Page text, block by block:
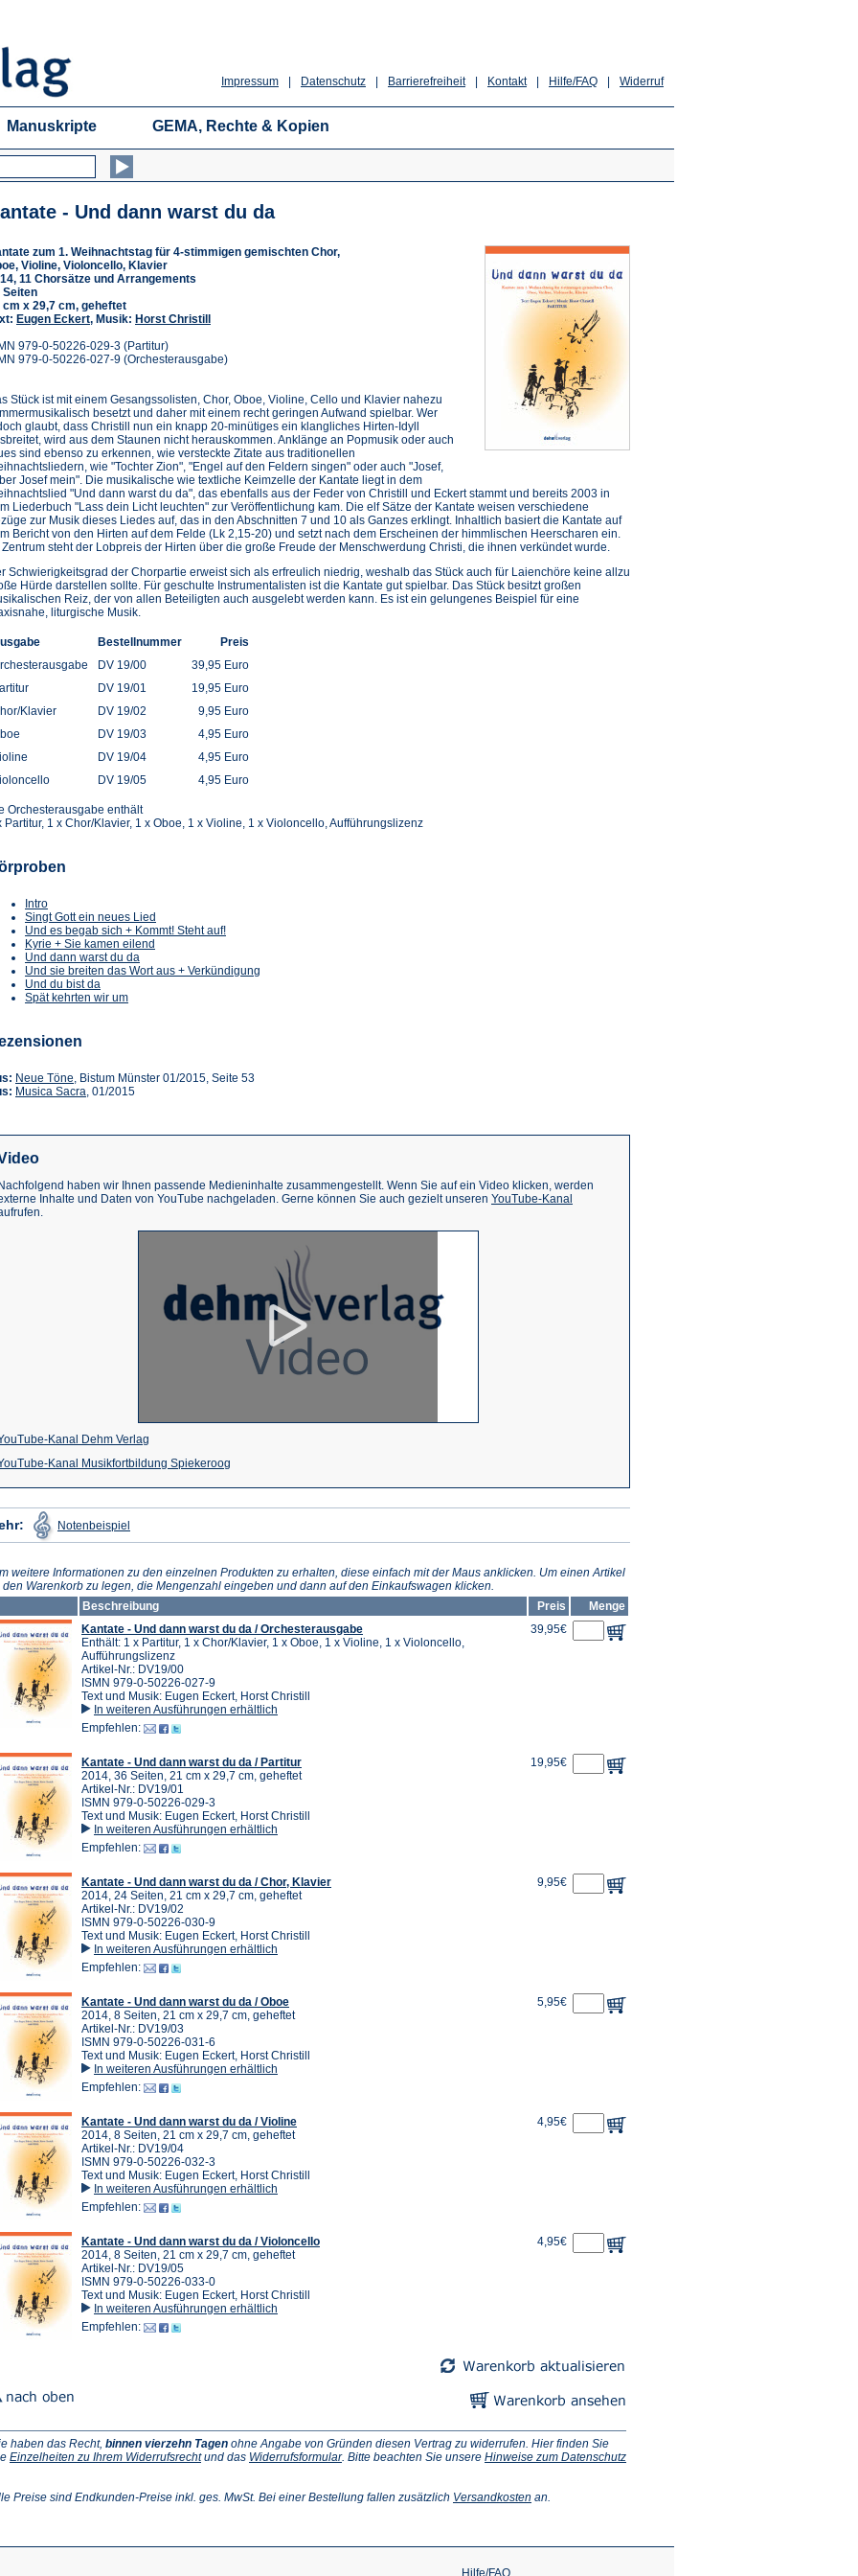
Widerruf
Hilfe/FAQ
Kontakt
Barrierefreiheit
Datenschutz
Impressum
Manuskripte GEMA, Rechte & Kopien
- Und dann warst du da
zum 1. Weihnachtstag für 4-stimmigen gemischten Chor,
Violine, Violoncello, Klavier
11 Chorsätze und Arrangements
Seiten
cm x 29,7 cm, geheftet
Eugen Eckert, Musik: Horst Christill
979-0-50226-029-3 (Partitur)
979-0-50226-027-9 (Orchesterausgabe)
Stück ist mit einem Gesangssolisten, Chor, Oboe, Violine, Cello und Klavier nahezu
besetzt und daher mit einem recht geringen Aufwand spielbar. Wer
glaubt, dass Christill nun ein knapp 20-minütiges ein klangliches Hirten-Idyll
wird aus dem Staunen nicht herauskommen. Anklänge an Popmusik oder auch
sind ebenso zu erkennen, wie versteckte Zitate aus traditionellen
wie "Tochter Zion", "Engel auf den Feldern singen" oder auch "Josef,
Josef mein". Die musikalische wie textliche Keimzelle der Kantate liegt in dem
"Und dann warst du da", das ebenfalls aus der Feder von Christill und Eckert stammt und bereits 2003 in
Liederbuch "Lass dein Licht leuchten" zur Veröffentlichung kam. Die elf Sätze der Kantate weisen verschiedene
zur Musik dieses Liedes auf, das in den Abschnitten 7 und 10 als Ganzes erklingt. Inhaltlich basiert die Kantate auf
Bericht von den Hirten auf dem Felde (Lk 2,15-20) und setzt nach dem Erscheinen der himmlischen Heerscharen ein.
Zentrum steht der Lobpreis der Hirten über die große Freude der Menschwerdung Christi, die ihnen verkündet wurde.
Schwierigkeitsgrad der Chorpartie erweist sich als erfreulich niedrig, weshalb das Stück auch für Laienchöre keine allzu
Hürde darstellen sollte. Für geschulte Instrumentalisten ist die Kantate gut spielbar. Das Stück besitzt großen
Reiz, der von allen Beteiligten auch ausgelebt werden kann. Es ist ein gelungenes Beispiel für eine
liturgische Musik.
Bestellnummer
Preis
DV 19/00
39,95 Euro
DV 19/01
19,95 Euro
Klavier
DV 19/02
9,95 Euro
DV 19/03
4,95 Euro
DV 19/04
4,95 Euro
DV 19/05 4,95 Euro
Orchesterausgabe enthält
Partitur, 1 x Chor/Klavier, 1 x Oboe, 1 x Violine, 1 x Violoncello, Aufführungslizenz
Intro
Singt Gott ein neues Lied
Und es begab sich + Kommt! Steht auf!
Kyrie + Sie kamen eilend
Und dann warst du da
Und sie breiten das Wort aus + Verkündigung
Und du bist da
Spät kehrten wir um
Neue Töne (Öffnet
in
, Bistum Münster 01/2015, Seite 53
Musica Sacra (Öffnet
, 01/2015
Nachfolgend haben wir Ihnen passende Medieninhalte zusammengestellt. Wenn Sie auf ein Video klicken, werden
Inhalte und Daten von YouTube nachgeladen. Gerne können Sie auch gezielt unseren YouTube-Kanal
Kanal Dehm Verlag
in
einem
neuen
Kanal Musikfortbildung Spiekeroog
in
einem
Notenbeispiel in
einem
Tab)
weitere Informationen zu den einzelnen Produkten zu erhalten, diese einfach mit der Maus anklicken. Um einen Artikel
den Warenkorb zu legen, die Mengenzahl eingeben und dann auf den Einkaufswagen klicken.
Beschreibung
Preis
Menge
Kantate - Und dann warst du da / Orchesterausgabe
Enthält: 1 x Partitur, 1 x Chor/Klavier, 1 x Oboe, 1 x Violine, 1 x Violoncello,
Aufführungslizenz
Artikel-Nr.: DV19/00
ISMN 979-0-50226-027-9
Text und Musik: Eugen Eckert, Horst Christill
In weiteren Ausführungen erhältlich
Empfehlen:
39,95€
Kantate - Und dann warst du da / Partitur
2014, 36 Seiten, 21 cm x 29,7 cm, geheftet
Artikel-Nr.: DV19/01
ISMN 979-0-50226-029-3
Text und Musik: Eugen Eckert, Horst Christill
In weiteren Ausführungen erhältlich
Empfehlen:
19,95€
Kantate - Und dann warst du da / Chor, Klavier
2014, 24 Seiten, 21 cm x 29,7 cm, geheftet
Artikel-Nr.: DV19/02
ISMN 979-0-50226-030-9
Text und Musik: Eugen Eckert, Horst Christill
In weiteren Ausführungen erhältlich
Empfehlen:
9,95€
Kantate - Und dann warst du da / Oboe
2014, 8 Seiten, 21 cm x 29,7 cm, geheftet
Artikel-Nr.: DV19/03
ISMN 979-0-50226-031-6
Text und Musik: Eugen Eckert, Horst Christill
In weiteren Ausführungen erhältlich
Empfehlen:
5,95€
Kantate - Und dann warst du da / Violine
2014, 8 Seiten, 21 cm x 29,7 cm, geheftet
Artikel-Nr.: DV19/04
ISMN 979-0-50226-032-3
Text und Musik: Eugen Eckert, Horst Christill
In weiteren Ausführungen erhältlich
Empfehlen:
4,95€
Kantate - Und dann warst du da / Violoncello
2014, 8 Seiten, 21 cm x 29,7 cm, geheftet
Artikel-Nr.: DV19/05
ISMN 979-0-50226-033-0
Text und Musik: Eugen Eckert, Horst Christill
In weiteren Ausführungen erhältlich
Empfehlen:
4,95€
haben das Recht, binnen vierzehn Tagen ohne Angabe von Gründen diesen Vertrag zu widerrufen. Hier finden Sie
Einzelheiten zu Ihrem Widerrufsrecht(Öffnet
neuen
und das Widerrufsformular(Öffnet
neuen
. Bitte beachten Sie unsere Hinweise zum Datenschutz
Preise sind Endkunden-Preise inkl. ges. MwSt. Bei einer Bestellung fallen zusätzlich Versandkosten (Öffnet
Tab)
an.